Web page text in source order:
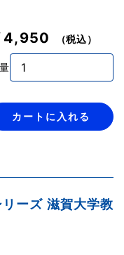
4,950 （税込）
カートに入れる
ーズ 滋賀大学教